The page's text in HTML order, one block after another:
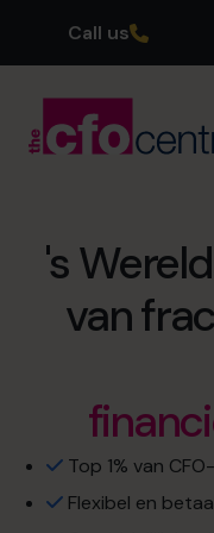
Call us
Onze CFOs
Succesverhalen
Over ons
Plan een
035 3333 555
's
van
Top 1% van
Flexibel en
eerder
gaan.